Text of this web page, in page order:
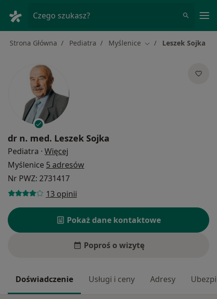
Czego szukasz?
Strona Główna Pediatra Myślenice Zmień miasto
Leszek Sojka
dr n. med. Leszek Sojka
Pediatra · Więcej
Myślenice 5 adresów
Nr PWZ: 2731417
13 opinii
Pokaż dane kontaktowe
Poproś o wizytę
Doświadczenie Usługi i ceny Adresy